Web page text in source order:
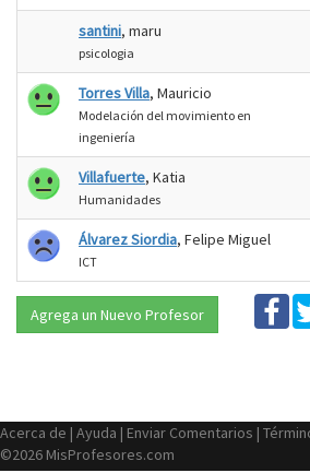
santini, maru
psicologia
Torres Villa, Mauricio
Modelación del movimiento en
ingeniería
Villafuerte, Katia
Humanidades
Álvarez Siordia, Felipe Miguel
ICT
Agrega un Nuevo Profesor
Acerca de | Ayuda | Enviar Comentarios |
©2026 MisProfesores.com